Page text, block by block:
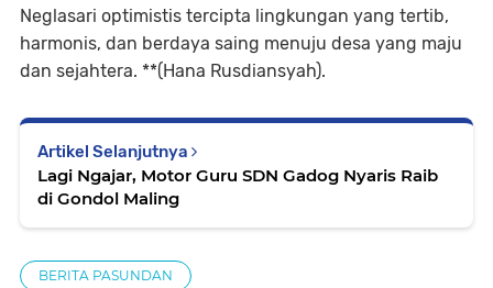
Neglasari optimistis tercipta lingkungan yang tertib,
harmonis, dan berdaya saing menuju desa yang maju
dan sejahtera. **(Hana Rusdiansyah).
Artikel Selanjutnya
Lagi Ngajar, Motor Guru SDN Gadog Nyaris Raib
di Gondol Maling
BERITA PASUNDAN